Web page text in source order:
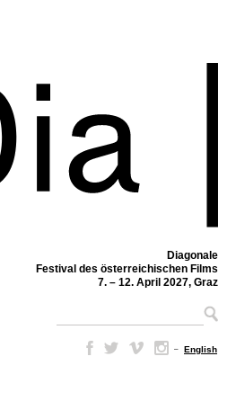
Diagonale
Festival des österreichischen Films
7. – 12. April 2027, Graz
– English